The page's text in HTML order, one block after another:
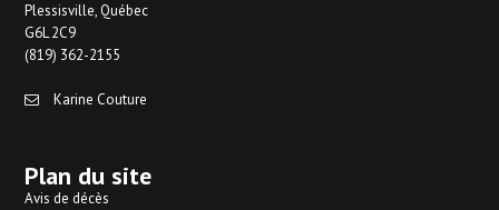
Plessisville, Québec
G6L 2C9
(819) 362-2155
Karine Couture
Plan du site
Avis de décès